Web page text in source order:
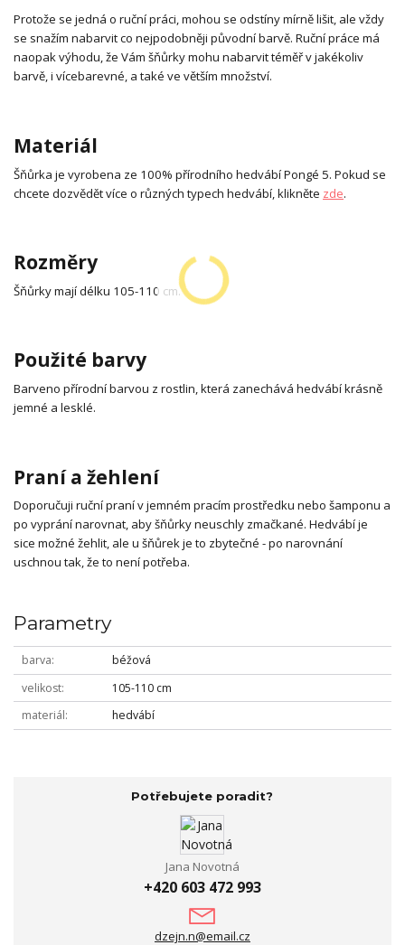
Protože se jedná o ruční práci, mohou se odstíny mírně lišit, ale vždy
se snažím nabarvit co nejpodobněji původní barvě. Ruční práce má
naopak výhodu, že Vám šňůrky mohu nabarvit téměř v jakékoliv
barvě, i vícebarevné, a také ve větším množství.
Materiál
Šňůrka je vyrobena ze 100% přírodního hedvábí Pongé 5. Pokud se
chcete dozvědět více o různých typech hedvábí, klikněte zde.
Rozměry
Šňůrky mají délku 105-110 cm.
Použité barvy
Barveno přírodní barvou z rostlin, která zanechává hedvábí krásně
jemné a lesklé.
Praní a žehlení
Doporučuji ruční praní v jemném pracím prostředku nebo šamponu a
po vyprání narovnat, aby šňůrky neuschly zmačkané. Hedvábí je
sice možné žehlit, ale u šňůrek je to zbytečné - po narovnání
uschnou tak, že to není potřeba.
Parametry
barva
béžová
velikost
105-110 cm
materiál
hedvábí
Potřebujete poradit?
Jana Novotná
+420 603 472 993
dzejn.n@email.cz